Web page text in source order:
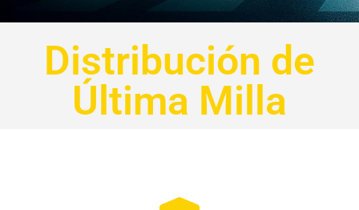
Distribución de
Última Milla